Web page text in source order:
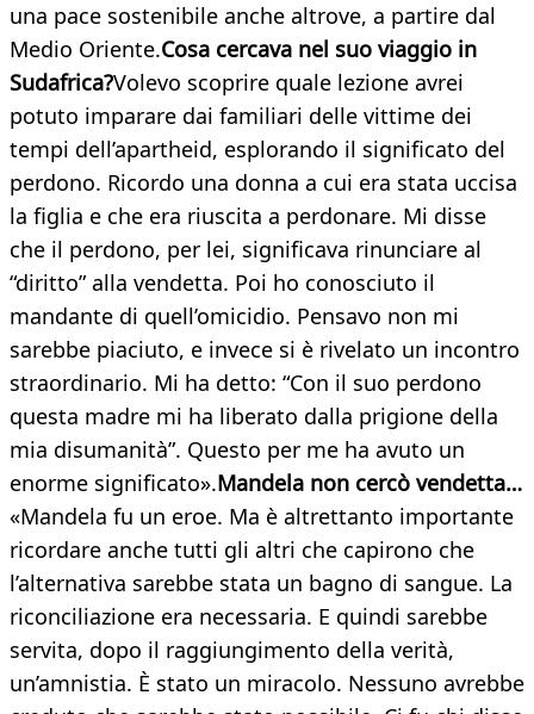
una pace sostenibile anche altrove, a partire dal
Medio Oriente.Cosa cercava nel suo viaggio in
Sudafrica?Volevo scoprire quale lezione avrei
potuto imparare dai familiari delle vittime dei
tempi dell’apartheid, esplorando il significato del
perdono. Ricordo una donna a cui era stata uccisa
la figlia e che era riuscita a perdonare. Mi disse
che il perdono, per lei, significava rinunciare al
“diritto” alla vendetta. Poi ho conosciuto il
mandante di quell’omicidio. Pensavo non mi
sarebbe piaciuto, e invece si è rivelato un incontro
straordinario. Mi ha detto: “Con il suo perdono
questa madre mi ha liberato dalla prigione della
mia disumanità”. Questo per me ha avuto un
enorme significato».Mandela non cercò vendetta…
«Mandela fu un eroe. Ma è altrettanto importante
ricordare anche tutti gli altri che capirono che
l’alternativa sarebbe stata un bagno di sangue. La
riconciliazione era necessaria. E quindi sarebbe
servita, dopo il raggiungimento della verità,
un’amnistia. È stato un miracolo. Nessuno avrebbe